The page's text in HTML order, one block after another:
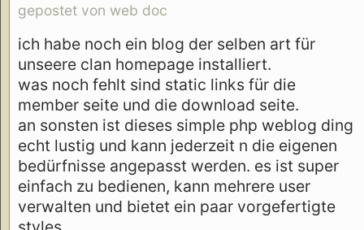
gepostet von web doc
ich habe noch ein blog der selben art für
unseere clan homepage installiert.
was noch fehlt sind static links für die
member seite und die download seite.
an sonsten ist dieses simple php weblog ding
echt lustig und kann jederzeit n die eigenen
bedürfnisse angepasst werden. es ist super
einfach zu bedienen, kann mehrere user
verwalten und bietet ein paar vorgefertigte